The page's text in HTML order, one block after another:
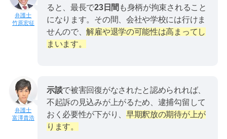
竹原宏征
ると、最長で23日間 も身柄が拘束されること
になります。その間、会社や学校には行けま
せんので、解雇や退学の可能性は高まってし
まいます。
富澤貴浩
示談で被害回復がなされたと認められれば、
不起訴の見込みが上がるため、逮捕勾留して
おく必要性が下がり、 早期釈放の期待が上が
ります。